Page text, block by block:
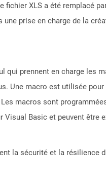
fichier XLS a été remplacé
prise en charge de la
prennent en charge les
Une macro est utilisée
macros sont
Basic et peuvent être
la sécurité et la résilience